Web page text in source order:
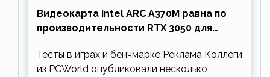
Видеокарта Intel ARC A370M равна по
производительности RTX 3050 для
Тесты в играх и бенчмарке Реклама Коллеги
из PCWorld опубликовали несколько